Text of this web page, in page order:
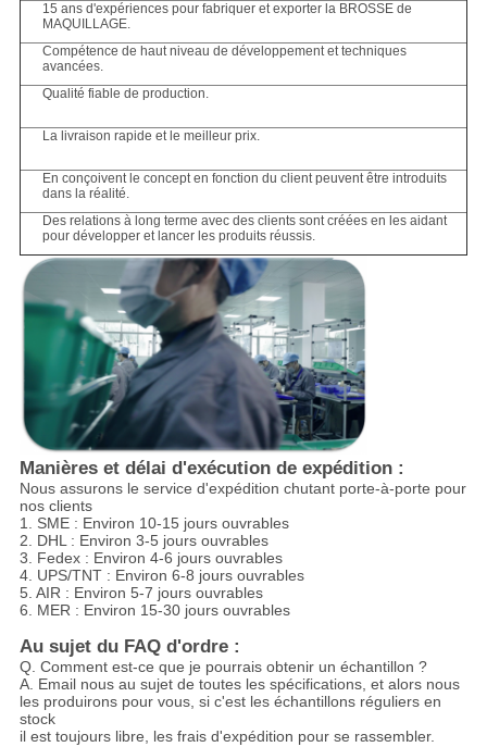
15 ans d'expériences pour fabriquer et exporter la BROSSE de
MAQUILLAGE.
Compétence de haut niveau de développement et techniques
avancées.
Qualité fiable de production.
La livraison rapide et le meilleur prix.
En conçoivent le concept en fonction du client peuvent être introduits
dans la réalité.
Des relations à long terme avec des clients sont créées en les aidant
pour développer et lancer les produits réussis.
Manières et délai d'exécution de expédition :
Nous assurons le service d'expédition chutant porte-à-porte pour
nos clients
1. SME : Environ 10-15 jours ouvrables
2. DHL : Environ 3-5 jours ouvrables
3. Fedex : Environ 4-6 jours ouvrables
4. UPS/TNT : Environ 6-8 jours ouvrables
5. AIR : Environ 5-7 jours ouvrables
6. MER : Environ 15-30 jours ouvrables
Au sujet du FAQ d'ordre :
Q. Comment est-ce que je pourrais obtenir un échantillon ?
A. Email nous au sujet de toutes les spécifications, et alors nous
les produirons pour vous, si c'est les échantillons réguliers en
stock
il est toujours libre, les frais d'expédition pour se rassembler.